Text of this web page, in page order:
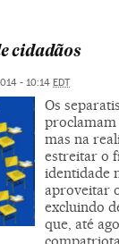
cidadãos
- 10:14 EDT
Os
proclamam
mas na
estreitar o
identidade
aproveitar
excluindo
que, até